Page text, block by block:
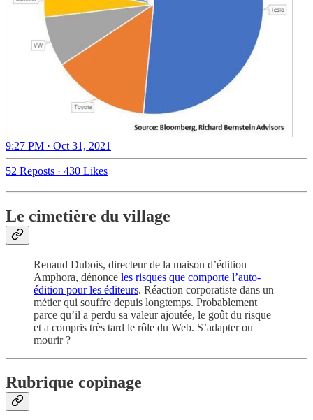
9:27 PM · Oct 31, 2021
52 Reposts · 430 Likes
Le cimetière du village
Renaud Dubois, directeur de la maison d’édition
Amphora, dénonce les risques que comporte l’auto-
édition pour les éditeurs. Réaction corporatiste dans un
métier qui souffre depuis longtemps. Probablement
parce qu’il a perdu sa valeur ajoutée, le goût du risque
et a compris très tard le rôle du Web. S’adapter ou
mourir ?
Rubrique copinage